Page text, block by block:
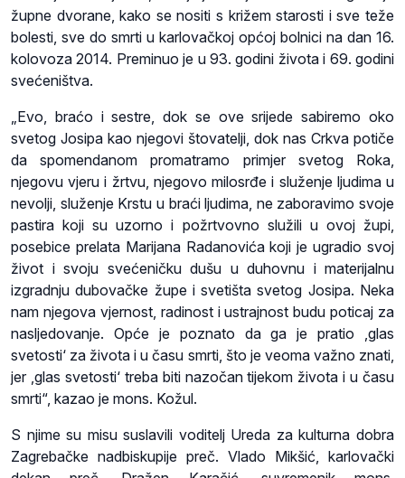
župne dvorane, kako se nositi s križem starosti i sve teže
bolesti, sve do smrti u karlovačkoj općoj bolnici na dan 16.
kolovoza 2014. Preminuo je u 93. godini života i 69. godini
svećeništva.
„Evo, braćo i sestre, dok se ove srijede sabiremo oko
svetog Josipa kao njegovi štovatelji, dok nas Crkva potiče
da spomendanom promatramo primjer svetog Roka,
njegovu vjeru i žrtvu, njegovo milosrđe i služenje ljudima u
nevolji, služenje Krstu u braći ljudima, ne zaboravimo svoje
pastira koji su uzorno i požrtvovno služili u ovoj župi,
posebice prelata Marijana Radanovića koji je ugradio svoj
život i svoju svećeničku dušu u duhovnu i materijalnu
izgradnju dubovačke župe i svetišta svetog Josipa. Neka
nam njegova vjernost, radinost i ustrajnost budu poticaj za
nasljedovanje. Opće je poznato da ga je pratio ‚glas
svetosti‘ za života i u času smrti, što je veoma važno znati,
jer ‚glas svetosti‘ treba biti nazočan tijekom života i u času
smrti“, kazao je mons. Kožul.
S njime su misu suslavili voditelj Ureda za kulturna dobra
Zagrebačke nadbiskupije preč. Vlado Mikšić, karlovački